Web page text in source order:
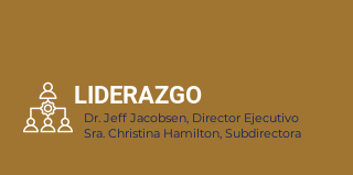
LIDERAZGO
Dr. Jeff Jacobsen, Director Ejecutivo
Sra. Christina Hamilton, Subdirectora